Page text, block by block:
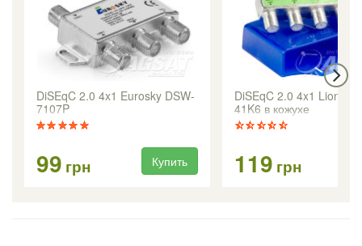
DiSEqC 2.0 4x1 Eurosky DSW-
7107P
99 грн Купить
DiSEqC 2.0 4x1 Lionsat
41K6 в кожухе
119 грн